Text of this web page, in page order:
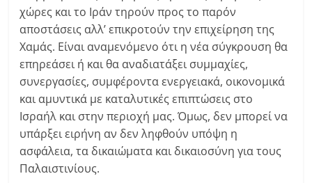
χώρες και το Ιράν τηρούν προς το παρόν
αποστάσεις αλλ’ επικροτούν την επιχείρηση της
Χαμάς. Είναι αναμενόμενο ότι η νέα σύγκρουση θα
επηρεάσει ή και θα αναδιατάξει συμμαχίες,
συνεργασίες, συμφέροντα ενεργειακά, οικονομικά
και αμυντικά με καταλυτικές επιπτώσεις στο
Ισραήλ και στην περιοχή μας. Όμως, δεν μπορεί να
υπάρξει ειρήνη αν δεν ληφθούν υπόψη η
ασφάλεια, τα δικαιώματα και δικαιοσύνη για τους
Παλαιστινίους.